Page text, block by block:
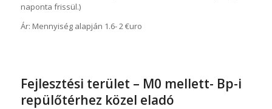
naponta frissül.)
Ár: Mennyiség alapján 1.6- 2 €uro
Fejlesztési terület – M0 mellett- Bp-i
repülőtérhez közel eladó